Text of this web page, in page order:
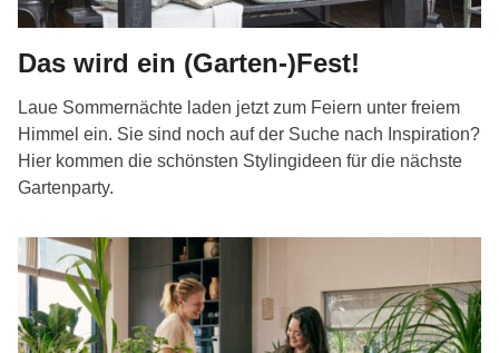
Das wird ein (Garten-)Fest!
Laue Sommernächte laden jetzt zum Feiern unter freiem
Himmel ein. Sie sind noch auf der Suche nach Inspiration?
Hier kommen die schönsten Stylingideen für die nächste
Gartenparty.